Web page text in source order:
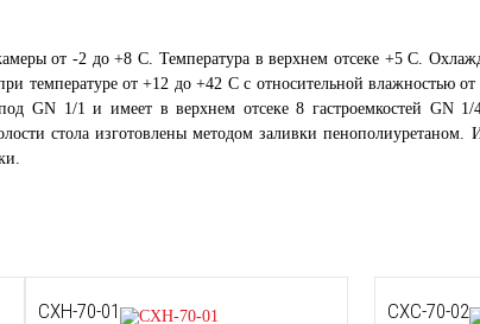
от -2 до +8 С. Температура в верхнем отсеке +5 С.
температуре от +12 до +42 С с относительной влажностью
GN 1/1 и имеет в верхнем отсеке 8 гастроемкостей GN
стола изготовлены методом заливки пенополиуретаном.
СХН-70-01 СХС-70-02